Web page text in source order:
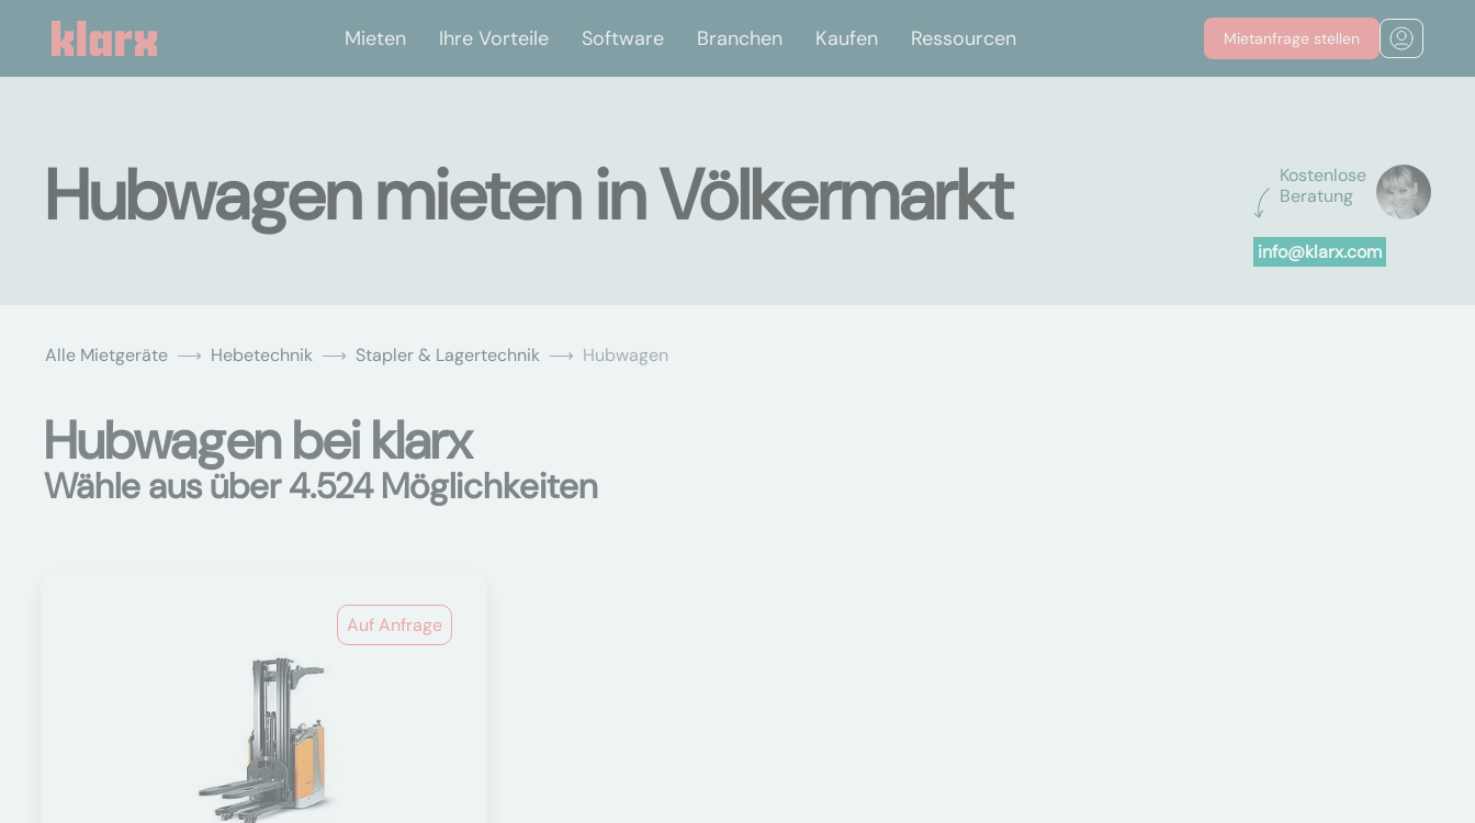
Mieten Ihre Vorteile Software Branchen Kaufen Ressourcen Mietanfrage stellen
Kostenlose
Beratung
info@klarx.com
Hubwagen mieten in Völkermarkt
Alle Mietgeräte Hebetechnik Stapler & Lagertechnik Hubwagen
Hubwagen bei klarx
Wähle aus über 4.524 Möglichkeiten
Auf Anfrage